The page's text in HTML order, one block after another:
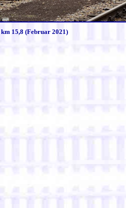
15,8 (Februar 2021)